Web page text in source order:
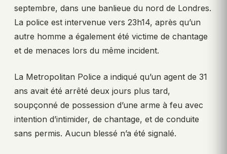
septembre, dans une banlieue du nord de Londres.
La police est intervenue vers 23h14, après qu’un
autre homme a également été victime de chantage
et de menaces lors du même incident.
La Metropolitan Police a indiqué qu’un agent de 31
ans avait été arrêté deux jours plus tard,
soupçonné de possession d’une arme à feu avec
intention d’intimider, de chantage, et de conduite
sans permis. Aucun blessé n’a été signalé.